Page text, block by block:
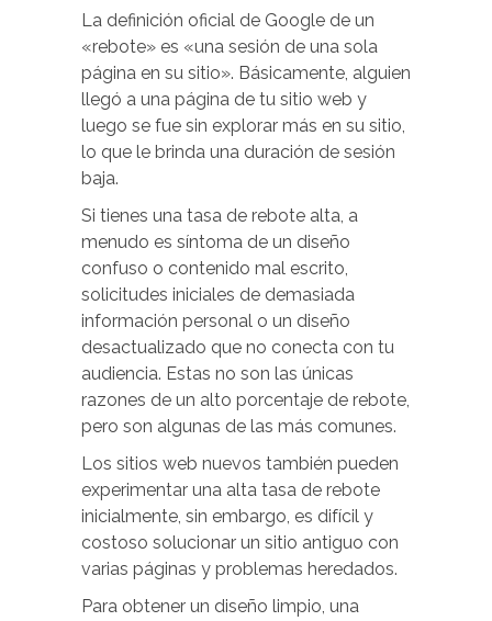
La definición oficial de Google de un
«rebote» es «una sesión de una sola
página en su sitio». Básicamente, alguien
llegó a una página de tu sitio web y
luego se fue sin explorar más en su sitio,
lo que le brinda una duración de sesión
baja.
Si tienes una tasa de rebote alta, a
menudo es síntoma de un diseño
confuso o contenido mal escrito,
solicitudes iniciales de demasiada
información personal o un diseño
desactualizado que no conecta con tu
audiencia. Estas no son las únicas
razones de un alto porcentaje de rebote,
pero son algunas de las más comunes.
Los sitios web nuevos también pueden
experimentar una alta tasa de rebote
inicialmente, sin embargo, es difícil y
costoso solucionar un sitio antiguo con
varias páginas y problemas heredados.
Para obtener un diseño limpio, una